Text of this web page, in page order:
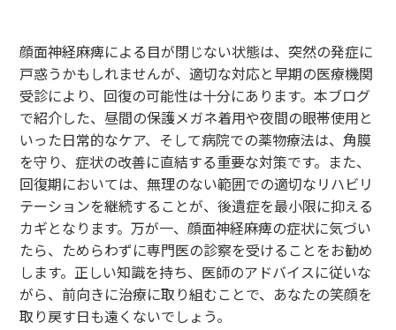
顔面神経麻痺による目が閉じない状態は、突然の発症に
戸惑うかもしれませんが、適切な対応と早期の医療機関
受診により、回復の可能性は十分にあります。本ブログ
で紹介した、昼間の保護メガネ着用や夜間の眼帯使用と
いった日常的なケア、そして病院での薬物療法は、角膜
を守り、症状の改善に直結する重要な対策です。また、
回復期においては、無理のない範囲での適切なリハビリ
テーションを継続することが、後遺症を最小限に抑える
カギとなります。万が一、顔面神経麻痺の症状に気づい
たら、ためらわずに専門医の診察を受けることをお勧め
します。正しい知識を持ち、医師のアドバイスに従いな
がら、前向きに治療に取り組むことで、あなたの笑顔を
取り戻す日も遠くないでしょう。